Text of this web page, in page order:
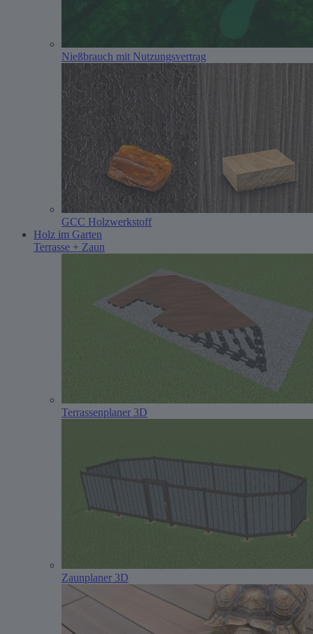
Nießbrauch mit Nutzungsvertrag
GCC Holzwerkstoff
Holz im Garten
Terrasse + Zaun
Terrassenplaner 3D
Zaunplaner 3D